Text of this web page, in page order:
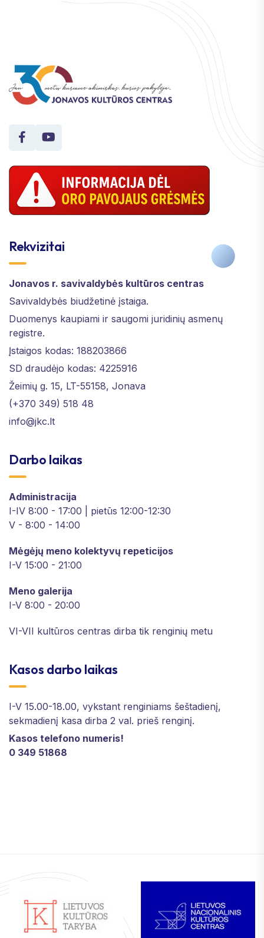
Rekvizitai
Jonavos r. savivaldybės kultūros centras
Savivaldybės biudžetinė įstaiga.
Duomenys kaupiami ir saugomi juridinių asmenų
registre.
Įstaigos kodas: 188203866
SD draudėjo kodas: 4225916
Žeimių g. 15, LT-55158, Jonava
(+370 349) 518 48
info@jkc.lt
Darbo laikas
Administracija
I-IV 8:00 - 17:00 | pietūs 12:00-12:30
V - 8:00 - 14:00
Mėgėjų meno kolektyvų repeticijos
I-V 15:00 - 21:00
Meno galerija
I-V 8:00 - 20:00
VI-VII kultūros centras dirba tik renginių metu
Kasos darbo laikas
I-V 15.00-18.00, vykstant renginiams šeštadienį,
sekmadienį kasa dirba 2 val. prieš renginį.
Kasos telefono numeris!
0 349 51868